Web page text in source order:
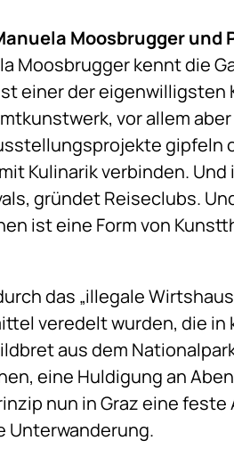
Moosbrugger und
Moosbrugger kennt die
einer der
vor allem
Kulinarik verbinden.
gründet Reiseclubs.
ist eine Form von
das „illegale
veredelt wurden, die
aus dem
eine Huldigung an
nun in Graz eine
Unterwanderung.